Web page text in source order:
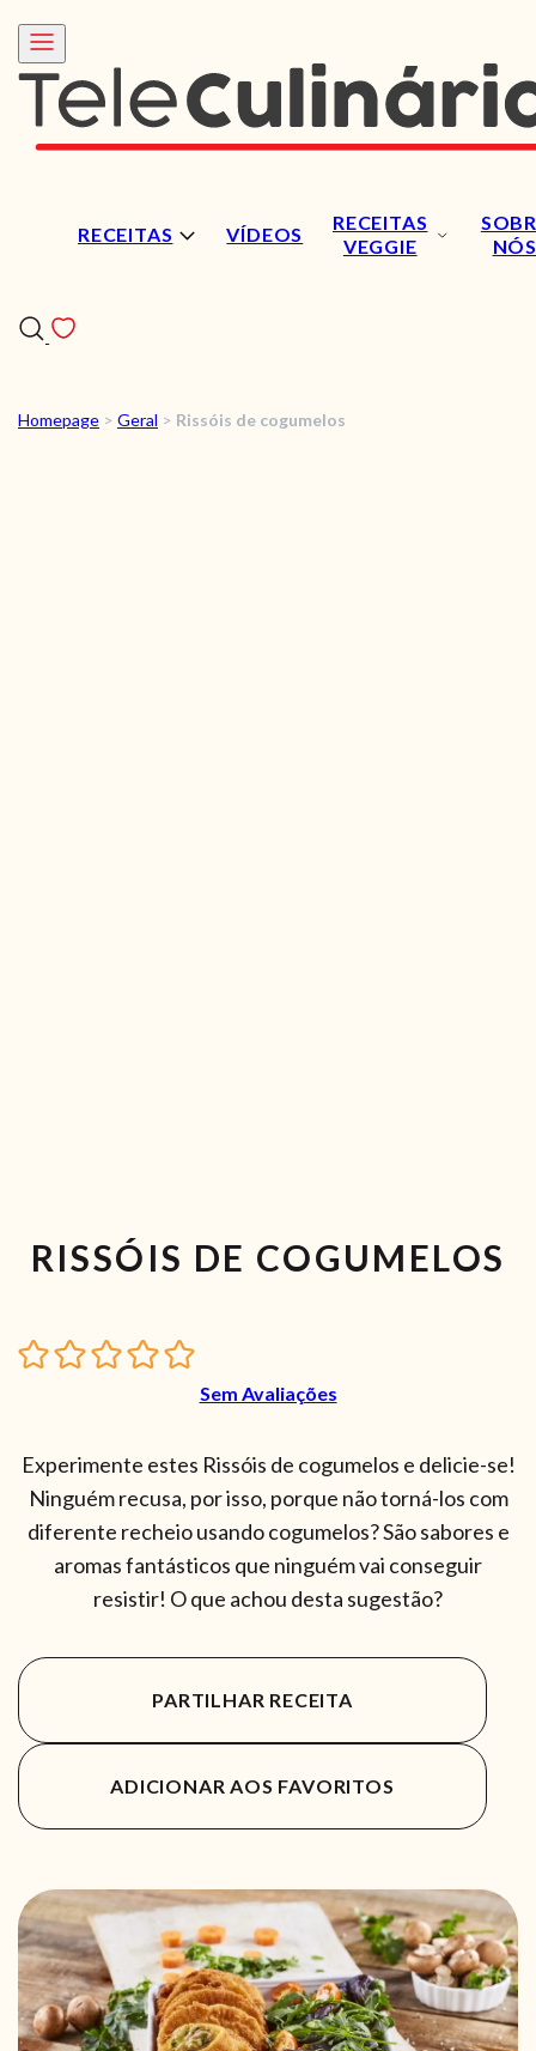
RECEITAS VÍDEOS
RECEITAS
VEGGIE
NÓS
RECEITAS
Homepage > Geral > Rissóis de cogumelos
RISSÓIS DE COGUMELOS
Sem Avaliações
Experimente estes Rissóis de cogumelos e delicie-se!
Ninguém recusa, por isso, porque não torná-los com
diferente recheio usando cogumelos? São sabores e
aromas fantásticos que ninguém vai conseguir
resistir! O que achou desta sugestão?
PARTILHAR RECEITA
ADICIONAR AOS FAVORITOS